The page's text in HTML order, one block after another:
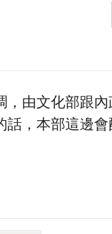
由文化部跟
，本部這邊